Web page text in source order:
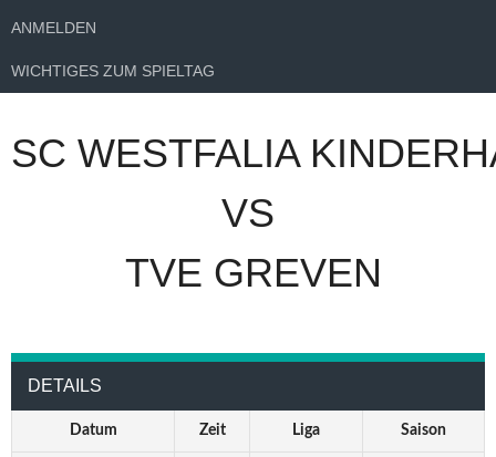
ANMELDEN
WICHTIGES ZUM SPIELTAG
SC WESTFALIA
VS
TVE GREVEN
DETAILS
Datum Zeit Liga Saison